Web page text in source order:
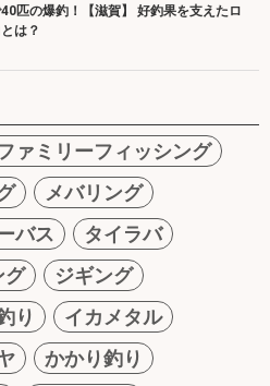
匹の爆釣！【滋賀】 好釣果を支えたロ
は？
ァミリーフィッシング
メバリング
バス
タイラバ
グ
ジギング
り
イカメタル
かかり釣り